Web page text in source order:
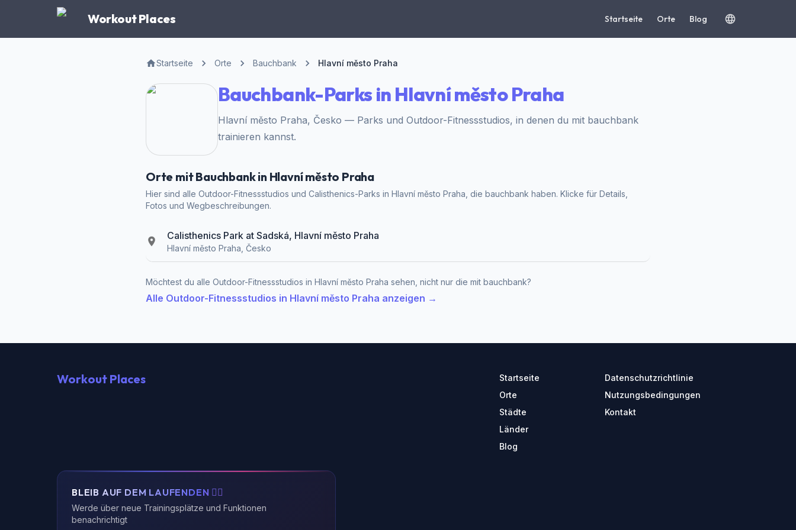
Workout Places Startseite Orte Blog
Startseite Orte Bauchbank Hlavní město Praha
Bauchbank-Parks in Hlavní město Praha
Hlavní město Praha, Česko — Parks und Outdoor-Fitnessstudios, in denen du mit bauchbank
trainieren kannst.
Orte mit Bauchbank in Hlavní město Praha
Hier sind alle Outdoor-Fitnessstudios und Calisthenics-Parks in Hlavní město Praha, die bauchbank haben. Klicke für Details,
Fotos und Wegbeschreibungen.
Calisthenics Park at Sadská, Hlavní město Praha
Hlavní město Praha, Česko
Möchtest du alle Outdoor-Fitnessstudios in Hlavní město Praha sehen, nicht nur die mit bauchbank?
Alle Outdoor-Fitnessstudios in Hlavní město Praha anzeigen →
Workout Places
Startseite
Orte
Städte
Länder
Blog
Datenschutzrichtlinie
Nutzungsbedingungen
Kontakt
BLEIB AUF DEM LAUFENDEN 🏃‍♂️
Werde über neue Trainingsplätze und Funktionen
benachrichtigt